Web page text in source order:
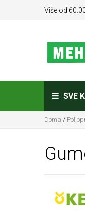
Više od
SVE
Doma /